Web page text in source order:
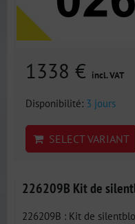
1338 € incl. VAT
Disponibilité: 3 jours
SELECT VARIANT
226209B Kit de
226209B : Kit de